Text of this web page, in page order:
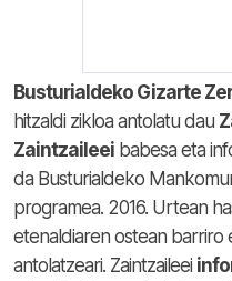
Busturialdeko Gizarte
hitzaldi zikloa antolatu dau
Zaintzaileei babesa eta
da Busturialdeko
programea. 2016. Urtean
etenaldiaren ostean barriro
antolatzeari. Zaintzaileei